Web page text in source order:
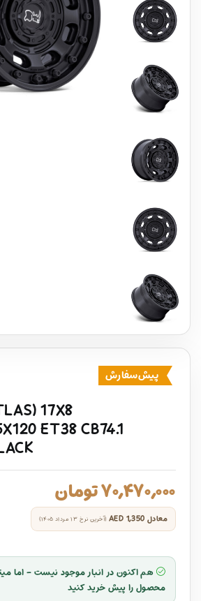
پیش‌سفارش
17X8
ET38 CB74.1
۷۰,۴۷۰,۰۰۰تومان
معادل AED 1,350 (آخرین نرخ ۱۳ مرداد ۱۴۰۵)
هم اکنون در انبار موجود نیست - اما
محصول را پیش خرید کنید